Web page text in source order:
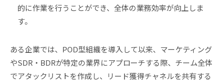
的に作業を行うことができ、全体の業務効率が向上しま
す。
ある企業では、POD型組織を導入して以来、マーケティング
やSDR・BDRが特定の業界にアプローチする際、チーム全体
でアタックリストを作成し、リード獲得チャネルを共有する